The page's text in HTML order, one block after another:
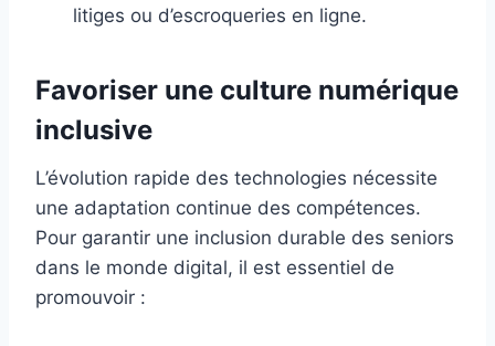
litiges ou d’escroqueries en ligne.
Favoriser une culture numérique
inclusive
L’évolution rapide des technologies nécessite
une adaptation continue des compétences.
Pour garantir une inclusion durable des seniors
dans le monde digital, il est essentiel de
promouvoir :